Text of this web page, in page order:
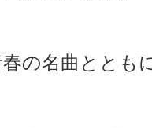
の名曲ととも